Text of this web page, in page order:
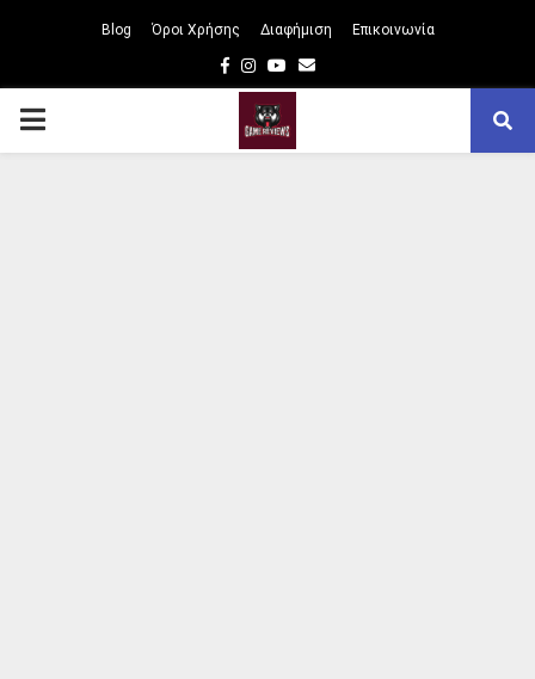
Blog Όροι Χρήσης Διαφήμιση Επικοινωνία
Facebook
Instagram
Youtube
Email
PRIMARY